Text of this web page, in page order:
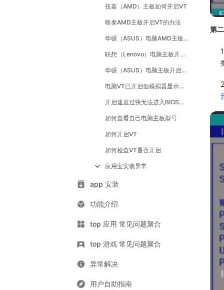
技嘉（AMD）主板如何开启VT
映泰AMD主板开启VT的办法
华硕（ASUS）电脑AMD主板开启VT的方法
联想（Lenovo）电脑主板开启VT的方法
华硕（ASUS）电脑主板开启VT的方法
电脑VT已开启但模拟器显示未开启怎么办？
开启速度过快无法进入BIOS怎么办？
如何查看自己电脑主板型号
如何开启VT
如何检查VT是否开启
应用宝安装异常
app 安装
功能介绍
top 应用 常见问题聚合
top 游戏 常见问题聚合
异常解决
用户自助指南
第